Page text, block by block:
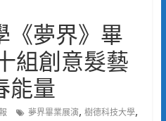
《夢界》畢
組創意髮藝
能量
夢界畢業展演, 樹德科技大學,